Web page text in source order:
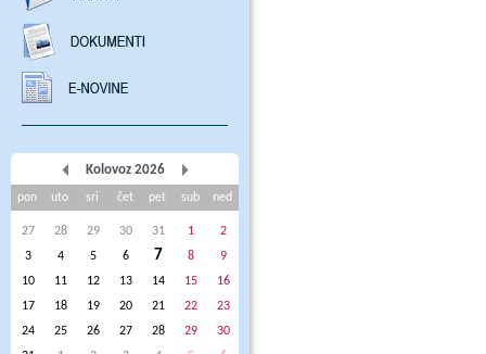
Kolovoz 2026
pon uto sri čet pet sub ned
27 28 29 30 31 1
2
3
4 5 6 7 8
9
10
11 12 13 14 15
16
17
18 19 20 21 22
23
24
25 26 27 28 29
30